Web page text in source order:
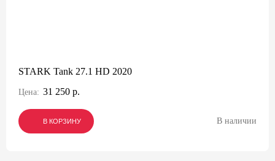
STARK Tank 27.1 HD 2020
Цена: 31 250 р.
В КОРЗИНУ
В КОРЗИНУ
В КОРЗИНУ В наличии